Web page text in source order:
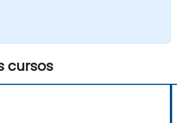
cursos